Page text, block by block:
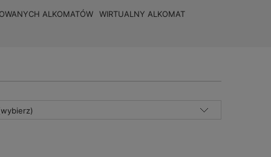
ALKOMATÓW
WIRTUALNY ALKOMAT